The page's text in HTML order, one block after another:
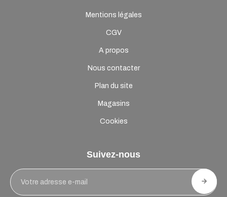
Mentions légales
CGV
A propos
Nous contacter
Plan du site
Magasins
Cookies
Suivez-nous